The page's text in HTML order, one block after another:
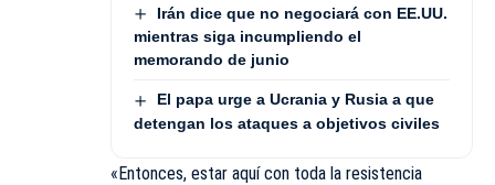
Irán dice que no negociará con EE.UU.
mientras siga incumpliendo el
memorando de junio
El papa urge a Ucrania y Rusia a que
detengan los ataques a objetivos civiles
«Entonces, estar aquí con toda la resistencia